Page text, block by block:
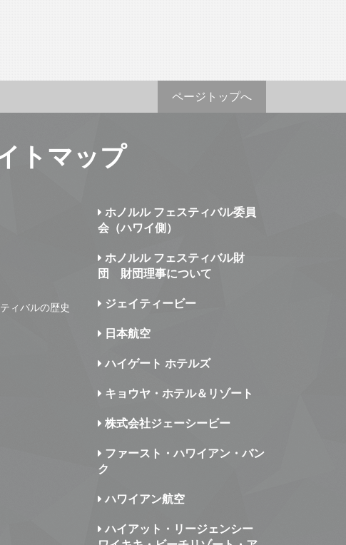
ページトップへ
トマップ
ィバルの歴史
ホノルル フェスティバル委員
会（ハワイ側）
ホノルル フェスティバル財
団 財団理事について
ジェイティービー
日本航空
ハイゲート ホテルズ
キョウヤ・ホテル＆リゾート
株式会社ジェーシービー
ファースト・ハワイアン・バン
ク
ハワイアン航空
ハイアット・リージェンシー